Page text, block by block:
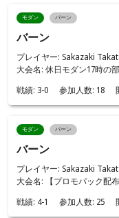
モダン バーン
バーン
プレイヤー: Sakazaki
大会名: 休日モダン17時の
戦績: 3-0 参加人数: 18
モダン バーン
バーン
プレイヤー: Sakazaki
大会名: 【プロモパック配
戦績: 4-1 参加人数: 25